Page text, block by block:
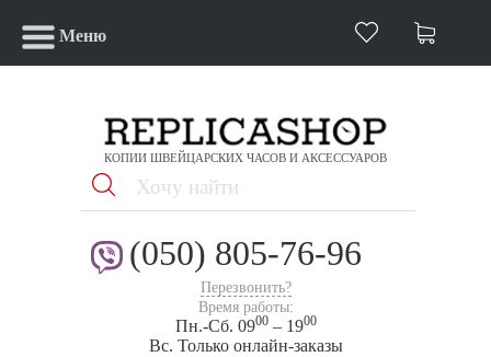
Меню
КОПИИ ШВЕЙЦАРСКИХ ЧАСОВ И АКСЕССУАРОВ
(050) 805-76-96
Перезвонить?
Время работы:
Пн.-Сб. 0900– 1900
Вс. Только онлайн-заказы